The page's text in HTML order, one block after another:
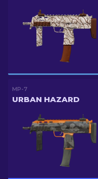
MP-7
URBAN HAZARD